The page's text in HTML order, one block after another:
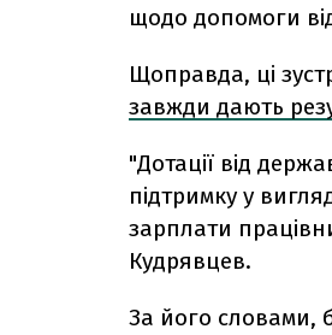
щодо допомоги
Щоправда, ці
завжди дають
"Дотації від
підтримку у
зарплати
Кудрявцев.
За його словами,